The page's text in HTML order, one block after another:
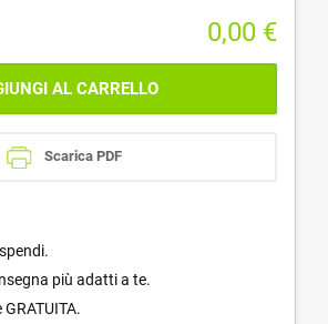
0,00 €
AL CARRELLO
Scarica PDF
più adatti a te.